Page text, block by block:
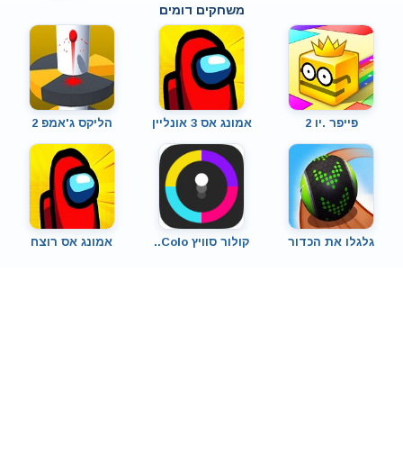
משחקים דומים
פייפר .יו 2 אמונג אס 3 אונליין הליקס ג'אמפ 2
גלגלו את הכדור קולור סוויץ Colo.. אמונג אס רוצח